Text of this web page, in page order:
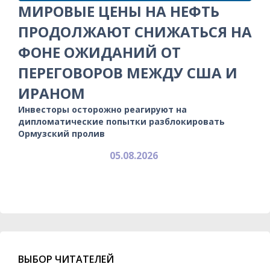
МИРОВЫЕ ЦЕНЫ НА НЕФТЬ
ПРОДОЛЖАЮТ СНИЖАТЬСЯ НА
ФОНЕ ОЖИДАНИЙ ОТ
ПЕРЕГОВОРОВ МЕЖДУ США И
ИРАНОМ
Инвесторы осторожно реагируют на
дипломатические попытки разблокировать
Ормузский пролив
05.08.2026
ВЫБОР ЧИТАТЕЛЕЙ